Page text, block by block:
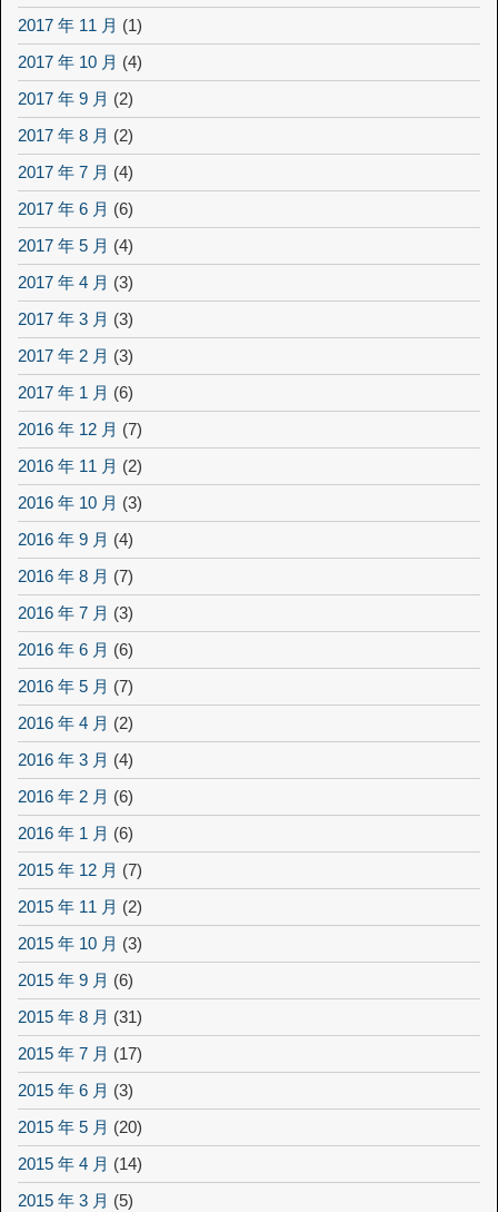
2017 年 11 月 (1)
2017 年 10 月 (4)
2017 年 9 月 (2)
2017 年 8 月 (2)
2017 年 7 月 (4)
2017 年 6 月 (6)
2017 年 5 月 (4)
2017 年 4 月 (3)
2017 年 3 月 (3)
2017 年 2 月 (3)
2017 年 1 月 (6)
2016 年 12 月 (7)
2016 年 11 月 (2)
2016 年 10 月 (3)
2016 年 9 月 (4)
2016 年 8 月 (7)
2016 年 7 月 (3)
2016 年 6 月 (6)
2016 年 5 月 (7)
2016 年 4 月 (2)
2016 年 3 月 (4)
2016 年 2 月 (6)
2016 年 1 月 (6)
2015 年 12 月 (7)
2015 年 11 月 (2)
2015 年 10 月 (3)
2015 年 9 月 (6)
2015 年 8 月 (31)
2015 年 7 月 (17)
2015 年 6 月 (3)
2015 年 5 月 (20)
2015 年 4 月 (14)
2015 年 3 月 (5)